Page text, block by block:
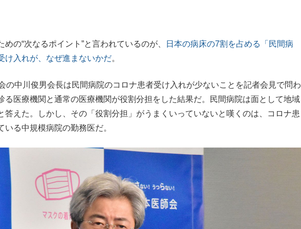
の“次なるポイント”と言われているのが、
日本の病床の7割を占める「民間病
け入れが、なぜ進まないかだ。
中川俊男会長は民間病院のコロナ患者受け入れが少ないことを記者会見で問わ
る医療機関と通常の医療機関が役割分担をした結果だ。民間病院は面として地域
答えた。しかし、その「役割分担」がうまくいっていないと嘆くのは、コロナ患
る中規模病院の勤務医だ。